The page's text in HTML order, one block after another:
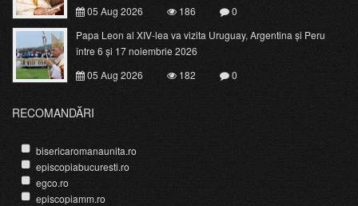
05 Aug 2026 186
0
Papa Leon al XIV-lea va vizita Uruguay, Argentina și Peru
între 6 și 17 noiembrie 2026
05 Aug 2026
182 0
RECOMANDĂRI
bisericaromanaunita.ro
episcopiabucuresti.ro
egco.ro
episcopiamm.ro